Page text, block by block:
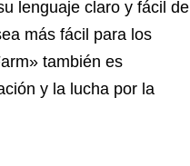
lenguaje claro y fácil de
más fácil para los
también es
y la lucha por la